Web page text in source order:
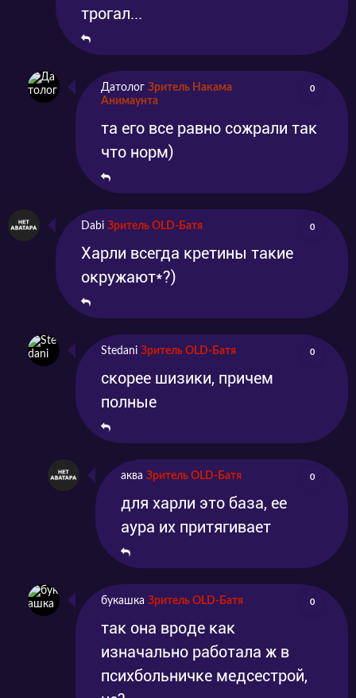
трогал...
Датолог Зритель Накама
Анимаунта
0
та его все равно сожрали так
что норм)
Dabi Зритель OLD-Батя 0
Харли всегда кретины такие
окружают*?)
Stedani Зритель OLD-Батя 0
скорее шизики, причем
полные
аква Зритель OLD-Батя 0
для харли это база, ее
аура их притягивает
букашка Зритель OLD-Батя 0
так она вроде как
изначально работала ж в
психбольничке медсестрой,